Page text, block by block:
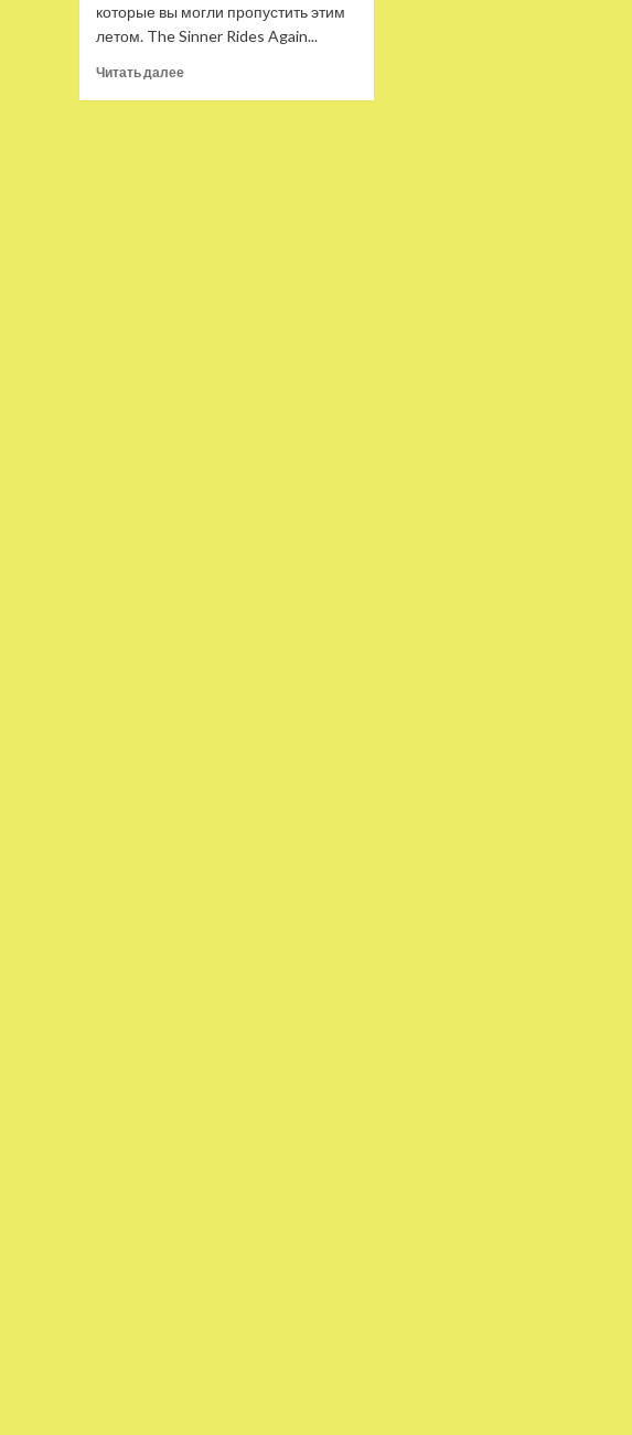
которые вы могли пропустить этим
летом. The Sinner Rides Again...
Читать далееПрочитать